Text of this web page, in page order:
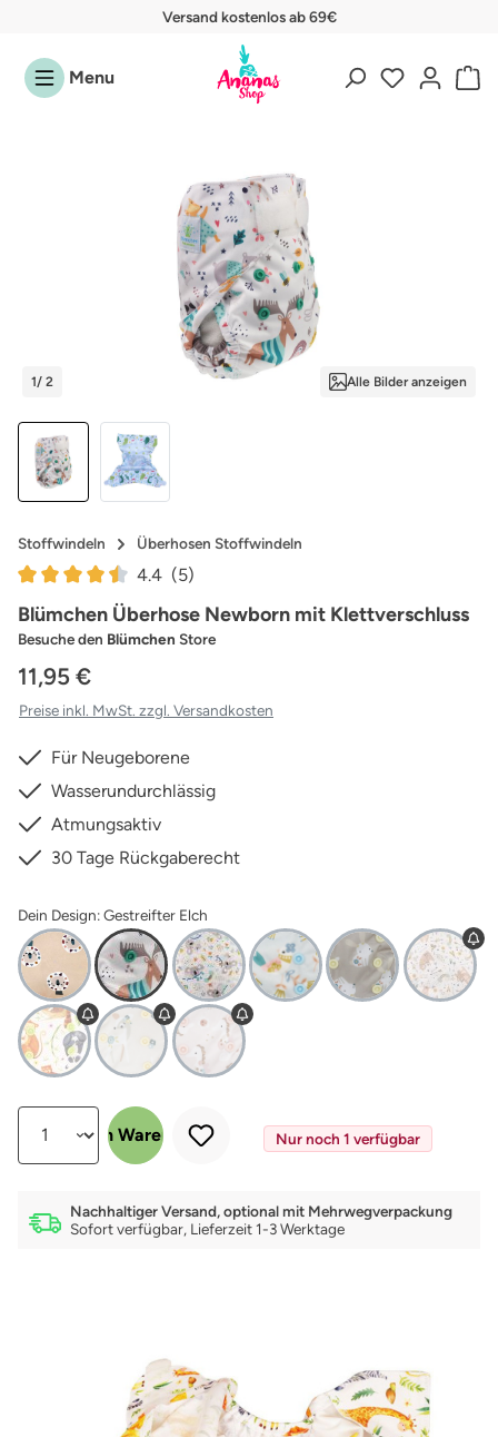
Zum Hauptinhalt springenVersand kostenlos ab 69€
Menu
1/ 2 Alle Bilder anzeigen
Stoffwindeln Überhosen Stoffwindeln
4.4 (5)
Blümchen Überhose Newborn mit Klettverschluss
Besuche den Blümchen Store
11,95 €
Preise inkl. MwSt. zzgl. Versandkosten
Für Neugeborene
Wasserundurchlässig
Atmungsaktiv
30 Tage Rückgaberecht
Dein Design: Gestreifter Elch
Produkt Anzahl: Gib den gewünschten Wert ein oder benutze die
In den Warenkorb Nur noch 1 verfügbar
Nachhaltiger Versand, optional mit Mehrwegverpackung
Sofort verfügbar, Lieferzeit 1-3 Werktage